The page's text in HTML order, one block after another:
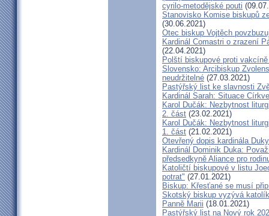
cyrilo-metodějské pouti
Stanovisko Komise biskupů
(30.06.2021)
Otec biskup Vojtěch
Kardinál Comastri o zrazení
(22.04.2021)
Polští biskupové proti
Slovensko: Arcibiskup
neudržitelné (27.03.2021)
Pastýřský list ke slavnosti
Kardinál Sarah: Situace
Karol Dučák: Nezbytnost
2. část (23.02.2021)
Karol Dučák: Nezbytnost
1. část (21.02.2021)
Otevřený dopis kardinála
Kardinál Dominik Duka:
předsedkyně Aliance pro
Katoličtí biskupové v listu
potrat" (27.01.2021)
Biskup: Křesťané se musí
Skotský biskup vyzývá
Panně Marii (18.01.2021)
Pastýřský list na Nový rok